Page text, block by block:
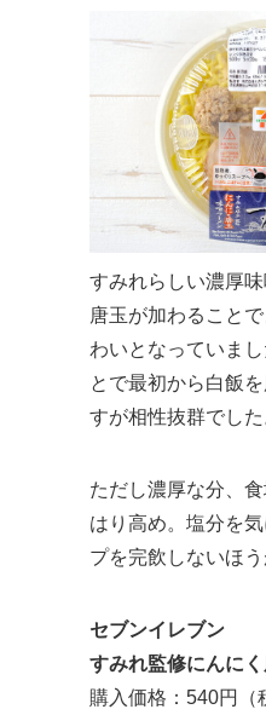
すみれらしい濃厚
唐玉が加わること
わいとなっていま
とで最初から白飯
すが相性抜群でした
ただし濃厚な分、
はり高め。塩分を
プを完飲しないほう
セブンイレブン
すみれ監修にんに
購入価格：540円（